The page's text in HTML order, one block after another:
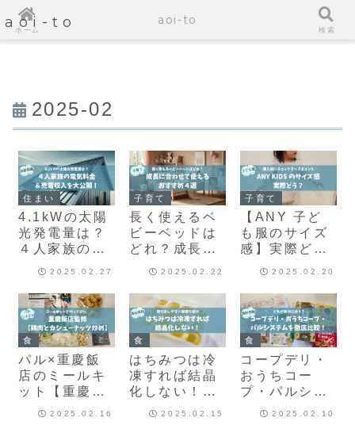
aoi-to
2025-02
住まい
4.1kWの太陽
光発電量は？
４人家族の電
開！
2025.02.27
子育て
長く使えるベ
ビーベッドは
どれ？成長に
選
2025.02.22
子育て
【ANY 子ど
も服のサイズ
感】実際ど
きポイント！
2025.02.20
食
パル×重慶飯
店のミールキ
ット【重慶飯
店監修・鶏肉
2025.02.16
食
はちみつは冷
凍すれば結晶
化しない！取
り出しやすい
2025.02.15
食
コープデリ・
おうちコー
プ・パルシス
テムを徹底比
2025.02.10
ホーム
aoi-to
検索